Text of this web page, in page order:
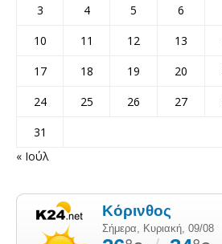
3
4 5 6
10
11 12 13
17
18 19 20
24
25 26 27
31
« Ιούλ